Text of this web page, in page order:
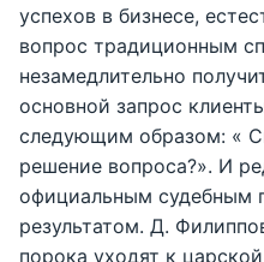
успехов в бизнесе,
вопрос традиционным
незамедлительно
основной запрос
следующим образом: «
решение вопроса?». И
официальным судебным
результатом. Д.
порока уходят к